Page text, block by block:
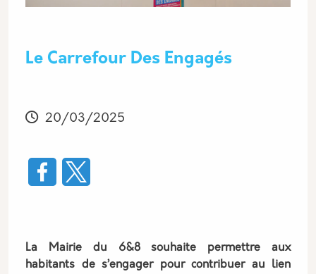
Le Carrefour Des Engagés
Modifié
20/03/2025
La Mairie du 6&8 souhaite permettre aux
habitants de s’engager pour contribuer au lien